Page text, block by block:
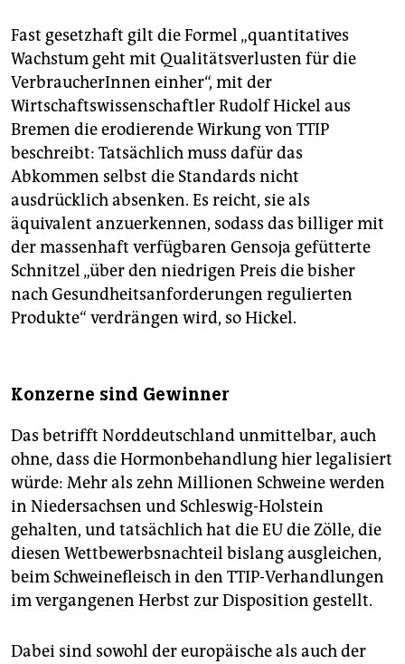
Fast gesetzhaft gilt die Formel „quantitatives
Wachstum geht mit Qualitätsverlusten für die
VerbraucherInnen einher“, mit der
Wirtschaftswissenschaftler Rudolf Hickel aus
Bremen die erodierende Wirkung von TTIP
beschreibt: Tatsächlich muss dafür das
Abkommen selbst die Standards nicht
ausdrücklich absenken. Es reicht, sie als
äquivalent anzuerkennen, sodass das billiger mit
der massenhaft verfügbaren Gensoja gefütterte
Schnitzel „über den niedrigen Preis die bisher
nach Gesundheitsanforderungen regulierten
Produkte“ verdrängen wird, so Hickel.
Konzerne sind Gewinner
Das betrifft Norddeutschland unmittelbar, auch
ohne, dass die Hormonbehandlung hier legalisiert
würde: Mehr als zehn Millionen Schweine werden
in Niedersachsen und Schleswig-Holstein
gehalten, und tatsächlich hat die EU die Zölle, die
diesen Wettbewerbsnachteil bislang ausgleichen,
beim Schweinefleisch in den TTIP-Verhandlungen
im vergangenen Herbst zur Disposition gestellt.
Dabei sind sowohl der europäische als auch der